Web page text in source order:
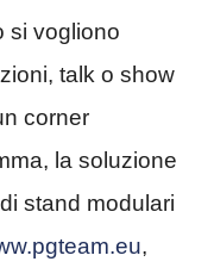
si vogliono
talk o show
corner
la soluzione
stand modulari
,